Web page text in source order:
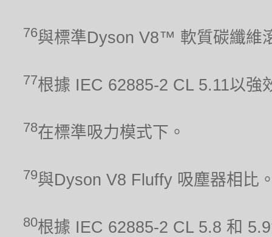
76與標準Dyson V8™ 軟質碳纖維
77根據 IEC 62885-2 CL 5.11以強
78在標準吸力模式下。
79與Dyson V8 Fluffy 吸塵器相比
80根據 IEC 62885-2 CL 5.8 和